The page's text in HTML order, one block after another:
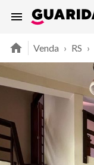
Venda › RS ›